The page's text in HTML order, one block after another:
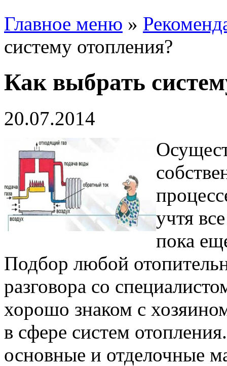
Главное меню »
систему отопления?
Как выбрать
20.07.2014
учтя
пока
Подбор любой
разговора со
хорошо знаком с
в сфере систем
основные и отделочные